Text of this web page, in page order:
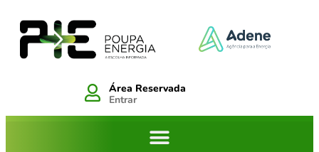
Área Reservada
Entrar